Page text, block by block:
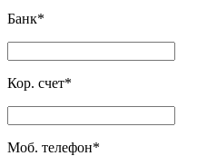
Банк*
Кор. счет*
Моб. телефон*